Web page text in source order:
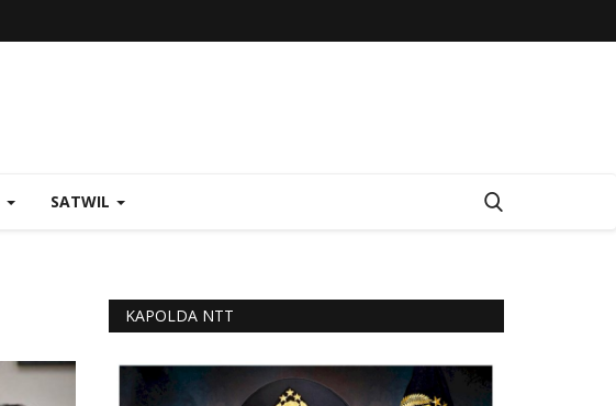
SATWIL
KAPOLDA NTT